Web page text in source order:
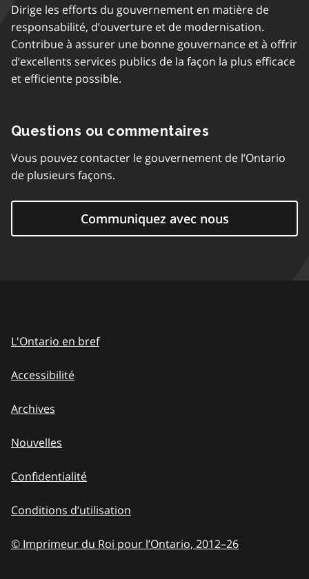
Dirige les efforts du gouvernement en matière de
responsabilité, d’ouverture et de modernisation.
Contribue à assurer une bonne gouvernance et à offrir
d’excellents services publics de la façon la plus efficace
et efficiente possible.
Questions ou commentaires
Vous pouvez contacter le gouvernement de l’Ontario
de plusieurs façons.
Communiquez avec nous
L'Ontario en bref
Accessibilité
Archives
Nouvelles
Confidentialité
Conditions d’utilisation
© Imprimeur du Roi pour l’Ontario, 2012–to
26